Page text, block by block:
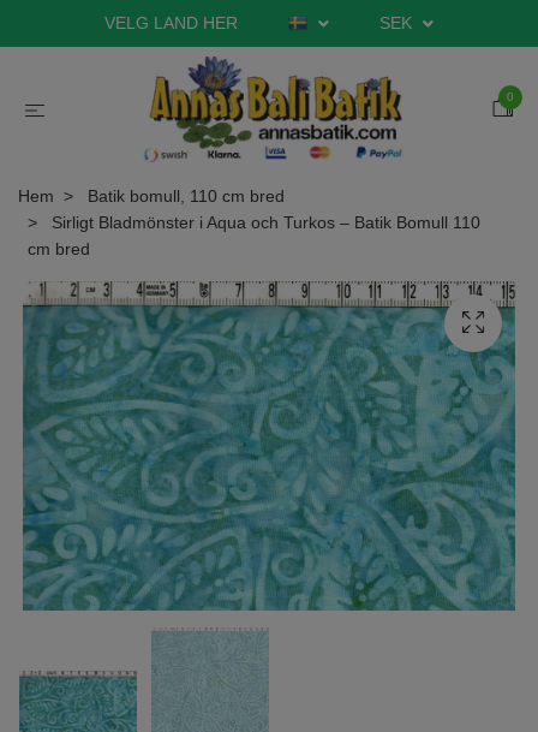
VELG LAND HER SEK
0
Hem
Batik bomull, 110 cm bred
Sirligt Bladmönster i Aqua och Turkos – Batik Bomull 110
cm bred